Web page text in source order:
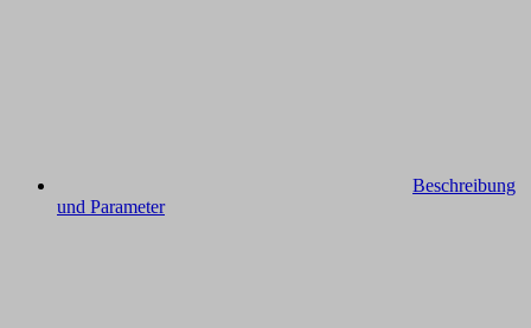
Beschreibung
und Parameter